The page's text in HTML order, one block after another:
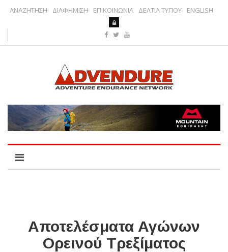
ΑΝΑΖΗΤΗΣΗ ΔΙΑΦΗΜΙΣΗ ΕΠΙΚΟΙΝΩΝΙΑ ΔΕΛΤΙΑ ΤΥΠΟΥ ENGLISH
Αποτελέσματα Αγώνων
Ορεινού Τρεξίματος